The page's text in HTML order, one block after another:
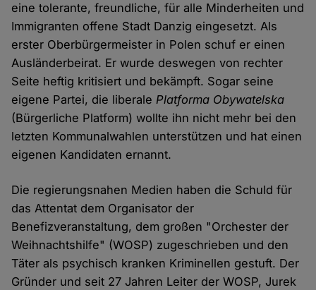
eine tolerante, freundliche, für alle Minderheiten und
Immigranten offene Stadt Danzig eingesetzt. Als
erster Oberbürgermeister in Polen schuf er einen
Ausländerbeirat. Er wurde deswegen von rechter
Seite heftig kritisiert und bekämpft. Sogar seine
eigene Partei, die liberalePlatforma Obywatelska
(Bürgerliche Platform) wollte ihn nicht mehr bei den
letzten Kommunalwahlen unterstützen und hat einen
eigenen Kandidaten ernannt.
Die regierungsnahen Medien haben die Schuld für
das Attentat dem Organisator der
Benefizveranstaltung, dem großen "Orchester der
Weihnachtshilfe" (WOSP) zugeschrieben und den
Täter als psychisch kranken Kriminellen gestuft. Der
Gründer und seit 27 Jahren Leiter der WOSP, Jurek